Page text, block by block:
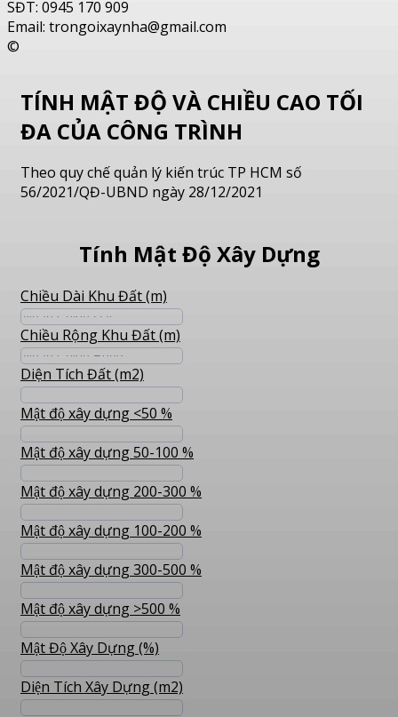
SĐT: 0945 170 909
Email: trongoixaynha@gmail.com
©
TÍNH MẬT ĐỘ VÀ CHIỀU CAO TỐI
ĐA CỦA CÔNG TRÌNH
Theo quy chế quản lý kiến trúc TP HCM số
56/2021/QĐ-UBND ngày 28/12/2021
Tính Mật Độ Xây Dựng
Chiều Dài Khu Đất (m)
Chiều Rộng Khu Đất (m)
Diện Tích Đất (m2)
Mật độ xây dựng <50 %
Mật độ xây dựng 50-100 %
Mật độ xây dựng 200-300 %
Mật độ xây dựng 100-200 %
Mật độ xây dựng 300-500 %
Mật độ xây dựng >500 %
Mật Độ Xây Dựng (%)
Diện Tích Xây Dựng (m2)